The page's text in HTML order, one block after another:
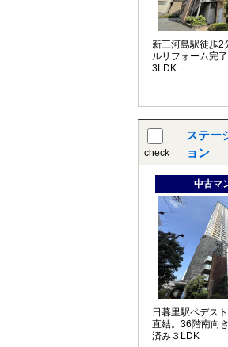
新三河島駅徒歩2
ルリフォーム完
3LDK
check
ステー
ョン
中古マ
日暮里駅ペデス
直結。36階南向
済み３LDK